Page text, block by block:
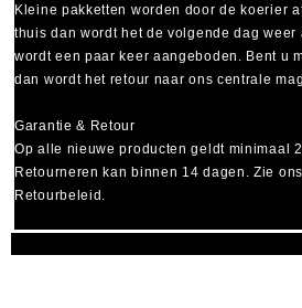
Kleine pakketten worden door de koerier
thuis dan wordt het de volgende dag
wordt een paar keer aangeboden. Bent u
dan wordt het retour naar ons centrale
Garantie & Retour
Op alle nieuwe producten geldt minimaal
Retourneren kan binnen 14 dagen. Zie
Retourbeleid.